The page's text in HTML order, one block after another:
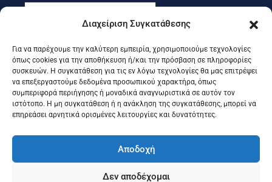
Διαχείριση Συγκατάθεσης
Για να παρέχουμε την καλύτερη εμπειρία, χρησιμοποιούμε τεχνολογίες
όπως cookies για την αποθήκευση ή/και την πρόσβαση σε πληροφορίες
συσκευών. Η συγκατάθεση για τις εν λόγω τεχνολογίες θα μας επιτρέψει
να επεξεργαστούμε δεδομένα προσωπικού χαρακτήρα, όπως
συμπεριφορά περιήγησης ή μοναδικά αναγνωριστικά σε αυτόν τον
ιστότοπο. Η μη συγκατάθεση ή η ανάκληση της συγκατάθεσης, μπορεί να
επηρεάσει αρνητικά ορισμένες λειτουργίες και δυνατότητες.
Αποδοχή
Δεν αποδέχομαι
Εγγραφή
Ακολουθήστε μας στα social